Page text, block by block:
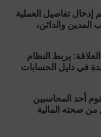
إدخال تفاصيل العملية
المدين والدائن،
يربط النظام
فيدليل الحسابات
أحد المحاسبين
من صحته المالية